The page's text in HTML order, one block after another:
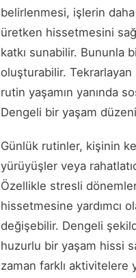
belirlenmesi, işlerin
üretken hissetmesini
katkı sunabilir. Bununla
oluşturabilir. Tekrarlayan
rutin yaşamın yanında
Dengeli bir yaşam
Günlük rutinler, kişinin
yürüyüşler veya
Özellikle stresli
hissetmesine yardımcı
değişebilir. Dengeli
huzurlu bir yaşam hissi
zaman farklı aktivitelere